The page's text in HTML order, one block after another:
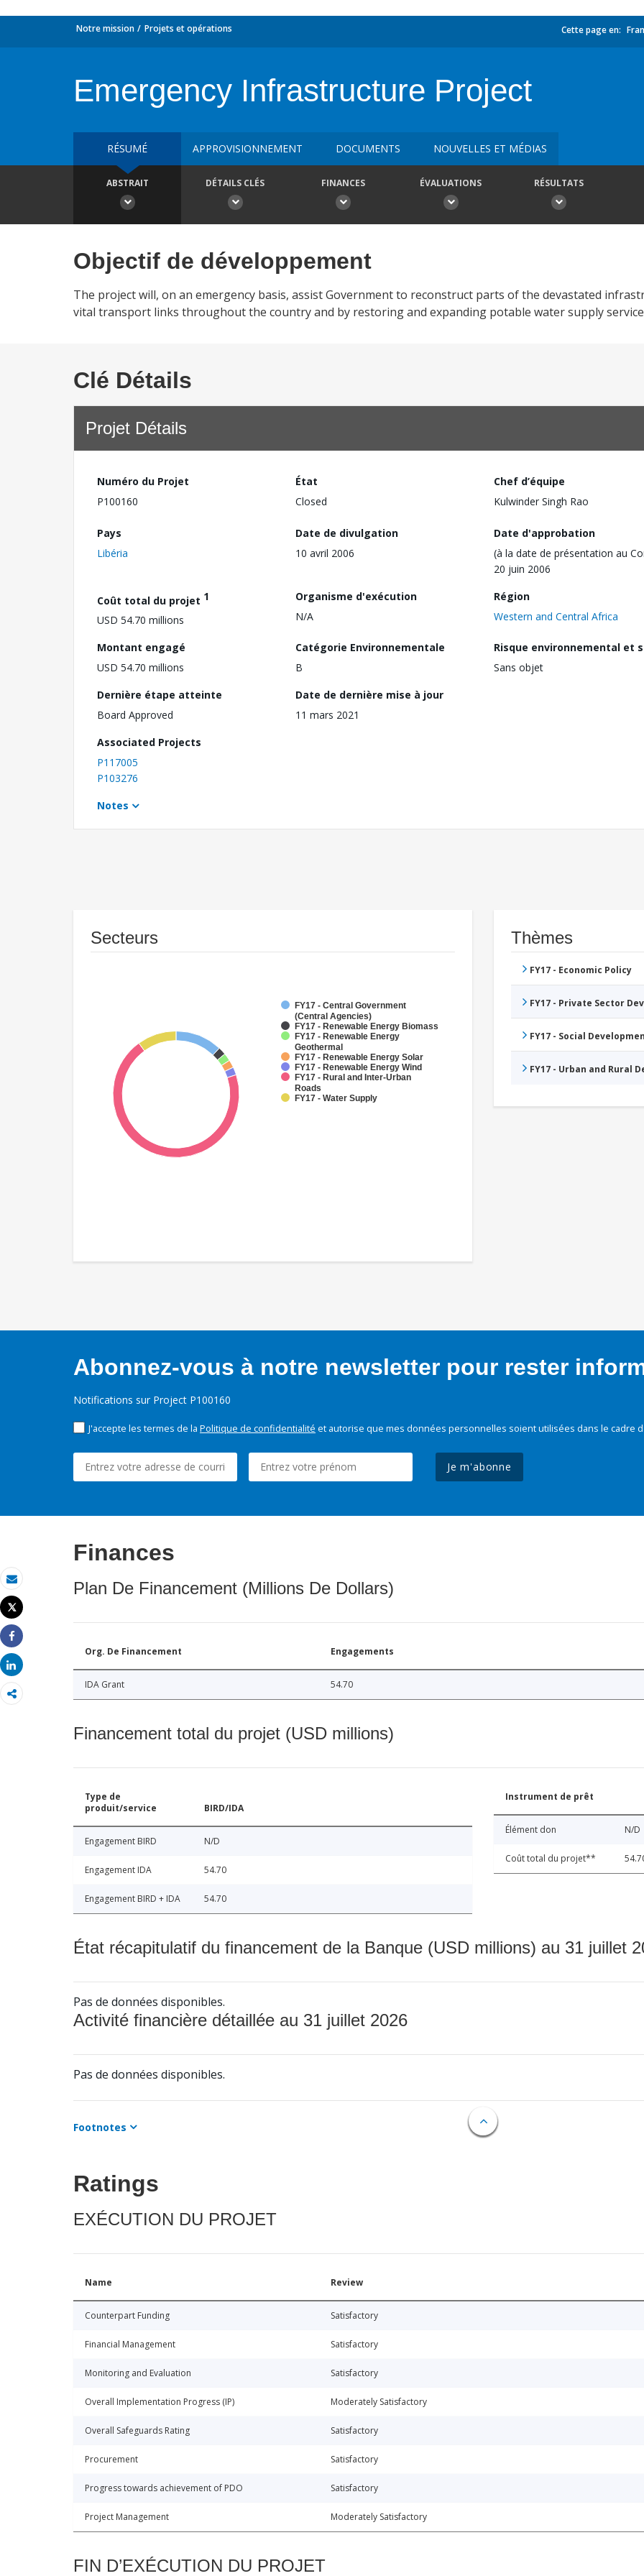
Email
Imprimer
Tweet
Share
Share
Notre mission Projets et opérations Cette page en:
Emergency Infrastructure Project
RÉSUMÉ APPROVISIONNEMENT DOCUMENTS NOUVELLES ET MÉDIAS
ABSTRAIT DÉTAILS CLÉS FINANCES ÉVALUATIONS RÉSULTATS
Objectif de développement
The project will, on an emergency basis, assist Government to reconstruct parts of the devastated
vital transport links throughout the country and by restoring and expanding potable water supply
Clé Détails
Projet Détails
Numéro du Projet
P100160
État
Closed
Chef d’équipe
Kulwinder Singh Rao
Pays
Libéria
Date de divulgation
10 avril 2006
Date d'approbation
(à la date de présentation au
20 juin 2006
Coût total du projet 1
USD 54.70 millions
Organisme d'exécution
N/A
Région
Western and Central Africa
Montant engagé
USD 54.70 millions
Catégorie Environnementale
B
Risque environnemental et
Sans objet
Dernière étape atteinte
Board Approved
Date de dernière mise à jour
11 mars 2021
Associated Projects
P117005
P103276
Notes
Secteurs
FY17 - Central Government
(Central Agencies)
FY17 - Renewable Energy Biomass
FY17 - Renewable Energy
Geothermal
FY17 - Renewable Energy Solar
FY17 - Renewable Energy Wind
FY17 - Rural and Inter-Urban
Roads
FY17 - Water Supply
Thèmes
FY17 - Economic Policy
FY17 - Private Sector
FY17 - Social
FY17 - Urban and Rural
Abonnez-vous à notre newsletter pour rester
Notifications sur Project P100160
J'accepte les termes de la Politique de confidentialité et autorise que mes données personnelles soient utilisées dans le cadre
Je m'abonne
Finances
Plan De Financement (Millions De Dollars)
Org. De Financement Engagements
IDA Grant 54.70
Financement total du projet (USD millions)
Type de
produit/service
BIRD/IDA
Engagement BIRD N/D
Engagement IDA 54.70
Engagement BIRD + IDA 54.70
Instrument de prêt
Élément don N/D
Coût total du projet**
État récapitulatif du financement de la Banque (USD millions) au 31 juillet
Pas de données disponibles.
Activité financière détaillée au 31 juillet 2026
Pas de données disponibles.
Footnotes
Ratings
EXÉCUTION DU PROJET
Name Review
Counterpart Funding Satisfactory
Financial Management Satisfactory
Monitoring and Evaluation Satisfactory
Overall Implementation Progress (IP) Moderately Satisfactory
Overall Safeguards Rating Satisfactory
Procurement Satisfactory
Progress towards achievement of PDO Satisfactory
Project Management Moderately Satisfactory
FIN D’EXÉCUTION DU PROJET